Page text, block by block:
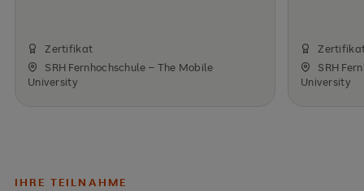
Zertifikat
SRH Fernhochschule – The Mobile
University
SRH
University
IHRE TEILNAHME